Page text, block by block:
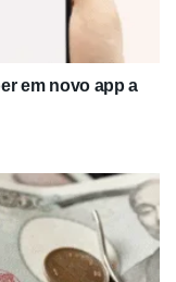
em novo app a